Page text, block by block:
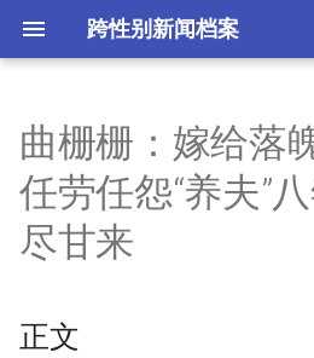
跨性别新闻档案
i
i
正文
摘要与附加信息
曲栅栅：嫁给落
任劳任怨“养夫”
尽甘来
正文